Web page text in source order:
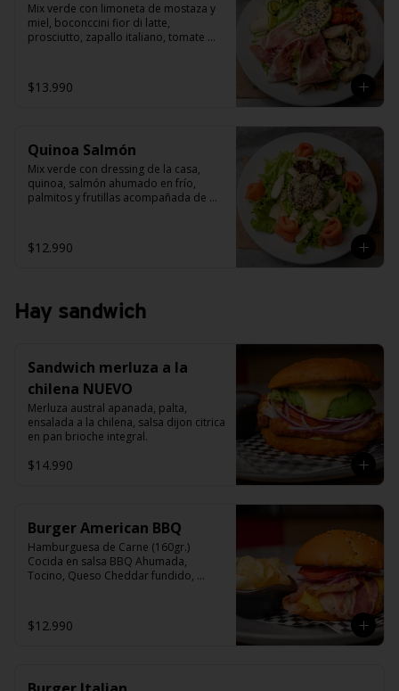
Mix verde con limoneta de mostaza y
miel, boconccini fior di latte,
prosciutto, zapallo italiano, tomate
$13.990
Quinoa Salmón
Mix verde con dressing de la casa,
quinoa, salmón ahumado en frío,
palmitos y frutillas acompañada de
$12.990
Hay sandwich
Sandwich merluza a la
chilena NUEVO
Merluza austral apanada, palta,
ensalada a la chilena, salsa dijon citrica
en pan brioche integral.
$14.990
Burger American BBQ
Hamburguesa de Carne (160gr.)
Cocida en salsa BBQ Ahumada,
Tocino, Queso Cheddar fundido,
$12.990